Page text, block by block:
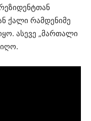
ქალი რამდენიმე
ასევე „მართალი